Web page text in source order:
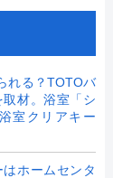
れる？TOTOバ
材。浴室「シ
室クリアキー
ホームセンタ